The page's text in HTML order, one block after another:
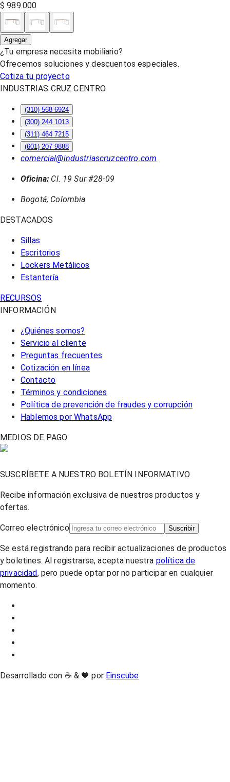
$ 989.000
Agregar
¿Tu empresa necesita mobiliario?
Ofrecemos soluciones y descuentos especiales.
Cotiza tu proyecto
INDUSTRIAS CRUZ CENTRO
(310) 568 6924
(300) 244 1013
(311) 464 7215
(601) 207 9888
comercial@industriascruzcentro.com
Oficina: Cl. 19 Sur #28-09
Bogotá, Colombia
DESTACADOS
Sillas
Escritorios
Lockers Metálicos
Estantería
RECURSOS
INFORMACIÓN
¿Quiénes somos?
Servicio al cliente
Preguntas frecuentes
Cotización en línea
Contacto
Términos y condiciones
Política de prevención de fraudes y corrupción
Hablemos por WhatsApp
MEDIOS DE PAGO
SUSCRÍBETE A NUESTRO BOLETÍN INFORMATIVO
Recibe información exclusiva de nuestros productos y
ofertas.
Correo electrónico Suscribir
Se está registrando para recibir actualizaciones de productos
y boletines. Al registrarse, acepta nuestra política de
privacidad, pero puede optar por no participar en cualquier
momento.
Desarrollado con ☕ & 💙 por Einscube